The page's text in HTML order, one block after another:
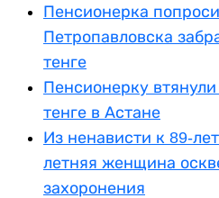
Пенсионерка
Петропавловска
тенге
Пенсионерку
тенге в Астане
Из ненависти к 89-
летняя женщина
захоронения